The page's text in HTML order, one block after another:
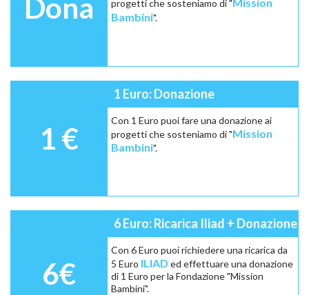
Dona
progetti che sosteniamo di "
Bambini".
1 €
1 Euro: Donazione
Con 1 Euro puoi fare una donazione ai
progetti che sosteniamo di "Mission
Bambini".
6€
6 Euro: Ricarica Iliad + Donazione
Con 6 Euro puoi richiedere una ricarica da
5 Euro ILIAD ed effettuare una donazione
di 1 Euro per la Fondazione "Mission
Bambini".